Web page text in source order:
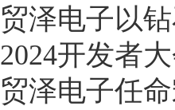
贸泽电子以
2024开发者
贸泽电子任